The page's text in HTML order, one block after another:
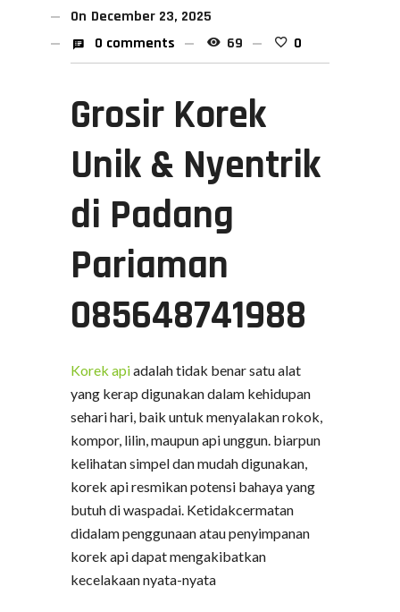
On December 23, 2025
0 comments
69 0
Grosir Korek
Unik & Nyentrik
di Padang
Pariaman
085648741988
Korek apiadalah tidak benar satu alat
yang kerap digunakan dalam kehidupan
sehari hari, baik untuk menyalakan rokok,
kompor, lilin, maupun api unggun. biarpun
kelihatan simpel dan mudah digunakan,
korek api resmikan potensi bahaya yang
butuh di waspadai. Ketidakcermatan
didalam penggunaan atau penyimpanan
korek api dapat mengakibatkan
kecelakaan nyata-nyata